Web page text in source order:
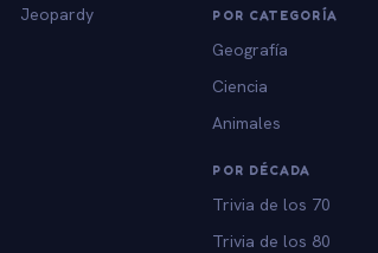
Jeopardy
POR CATEGORÍA
Geografía
Ciencia
Animales
POR DÉCADA
Trivia de los 70
Trivia de los 80